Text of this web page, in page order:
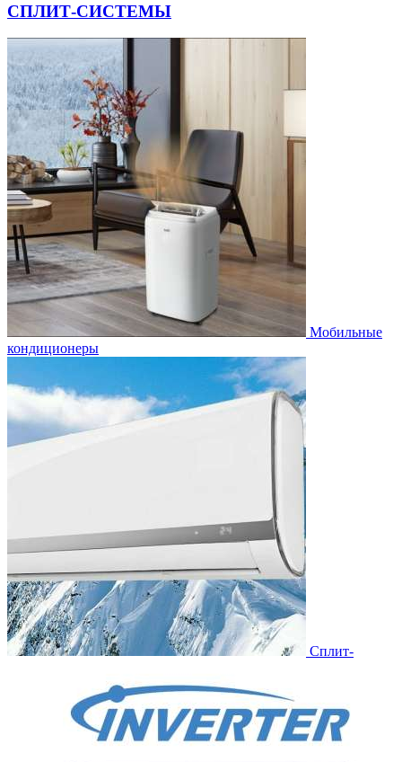
СПЛИТ-СИСТЕМЫ
Мобильные
кондиционеры
Сплит-